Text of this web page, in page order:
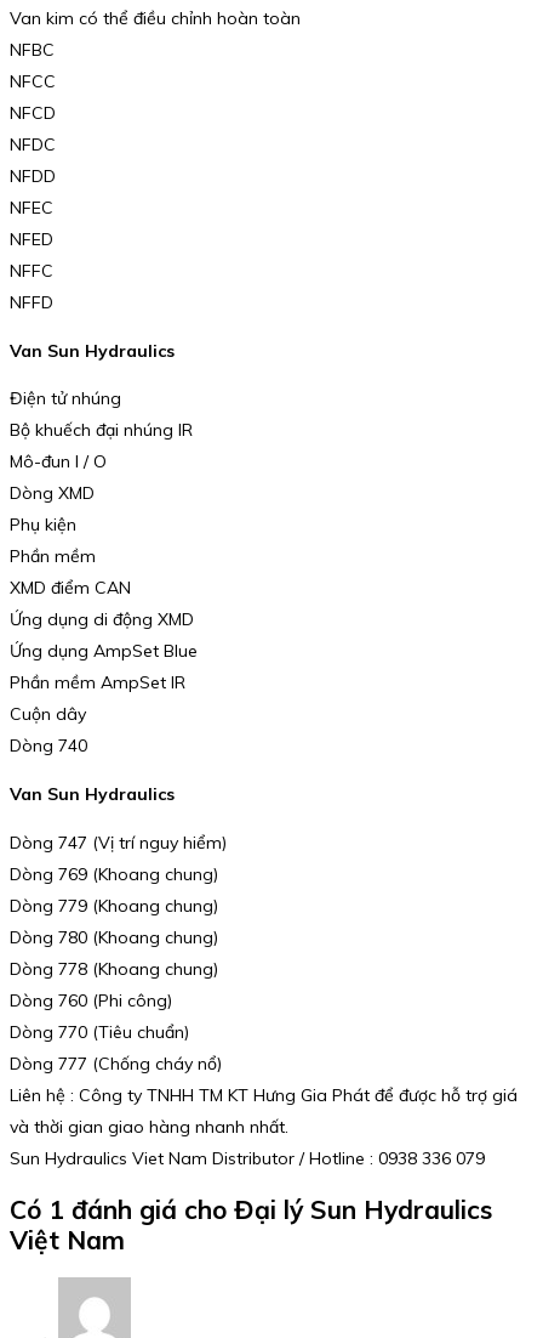
Van kim có thể điều chỉnh hoàn toàn
NFBC
NFCC
NFCD
NFDC
NFDD
NFEC
NFED
NFFC
NFFD
Van Sun Hydraulics
Điện tử nhúng
Bộ khuếch đại nhúng IR
Mô-đun I / O
Dòng XMD
Phụ kiện
Phần mềm
XMD điểm CAN
Ứng dụng di động XMD
Ứng dụng AmpSet Blue
Phần mềm AmpSet IR
Cuộn dây
Dòng 740
Van Sun Hydraulics
Dòng 747 (Vị trí nguy hiểm)
Dòng 769 (Khoang chung)
Dòng 779 (Khoang chung)
Dòng 780 (Khoang chung)
Dòng 778 (Khoang chung)
Dòng 760 (Phi công)
Dòng 770 (Tiêu chuẩn)
Dòng 777 (Chống cháy nổ)
Liên hệ : Công ty TNHH TM KT Hưng Gia Phát để được hỗ trợ giá
và thời gian giao hàng nhanh nhất.
Sun Hydraulics Viet Nam Distributor / Hotline : 0938 336 079
Có 1 đánh giá cho Đại lý Sun Hydraulics
Việt Nam